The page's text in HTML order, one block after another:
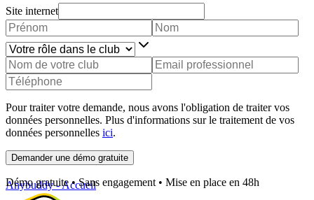
Site internet
Pour traiter votre demande, nous avons l'obligation de traiter vos
données personnelles. Plus d'informations sur le traitement de vos
données personnelles ici.
Demander une démo gratuite
Démo gratuite • Sans engagement • Mise en place en 48h
Anybuddy - Accueil